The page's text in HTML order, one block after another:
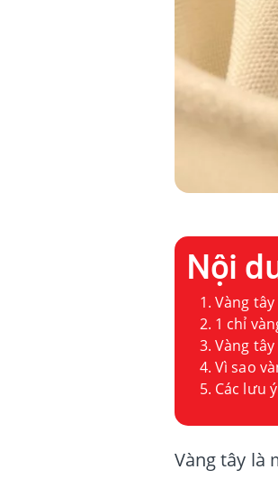
Nội
Vàng tây
1 chỉ
Vàng
Vì sao
Các lưu
Vàng tây là